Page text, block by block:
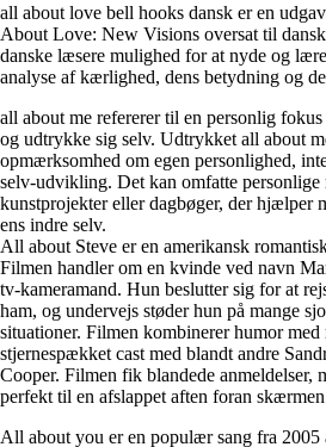
all about love bell hooks dansk er en
About Love: New Visions oversat til
danske læsere mulighed for at nyde og
analyse af kærlighed, dens betydning og
all about me refererer til en personlig
og udtrykke sig selv. Udtrykket all about
opmærksomhed om egen personlighed,
selv-udvikling. Det kan omfatte personlige
kunstprojekter eller dagbøger, der hjælper
ens indre selv.
All about Steve er en amerikansk
Filmen handler om en kvinde ved navn
tv-kameramand. Hun beslutter sig for at
ham, og undervejs støder hun på mange
situationer. Filmen kombinerer humor
stjernespækket cast med blandt andre
Cooper. Filmen fik blandede anmeldelser,
perfekt til en afslappet aften foran
All about you er en populær sang fra 2005